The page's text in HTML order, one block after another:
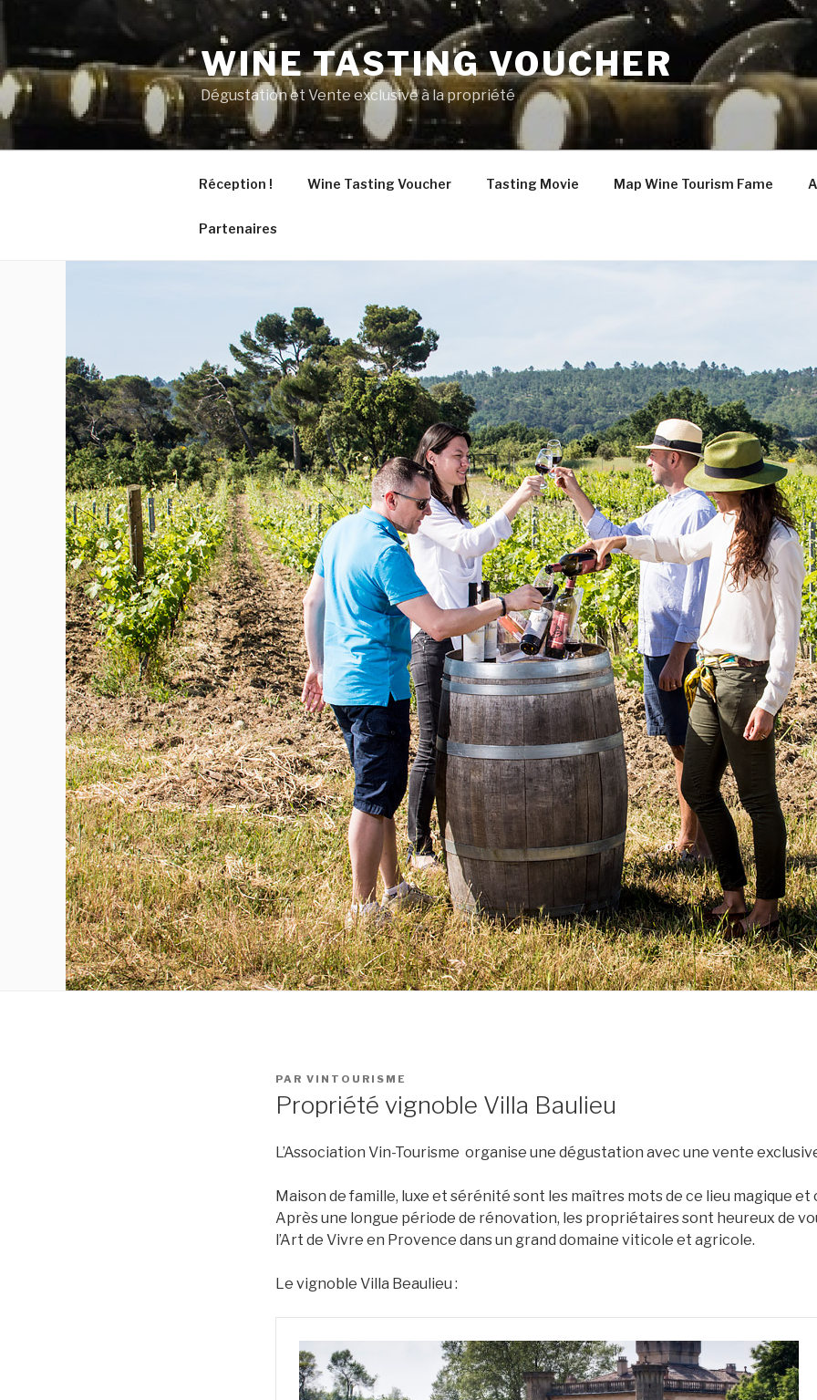
contenu
principal
WINE TASTING VOUCHER
Dégustation et Vente exclusive à la propriété
Réception ! Wine Tasting Voucher Tasting Movie Map Wine Tourism Fame
Partenaires
PUBLIÉ
PAR VINTOURISME
Propriété vignoble Villa Baulieu
L’Association Vin-Tourisme organise une dégustation avec une vente
Maison de famille, luxe et sérénité sont les maîtres mots de ce lieu magique et
Après une longue période de rénovation, les propriétaires sont heureux de
l’Art de Vivre en Provence dans un grand domaine viticole et agricole.
Le vignoble Villa Beaulieu :